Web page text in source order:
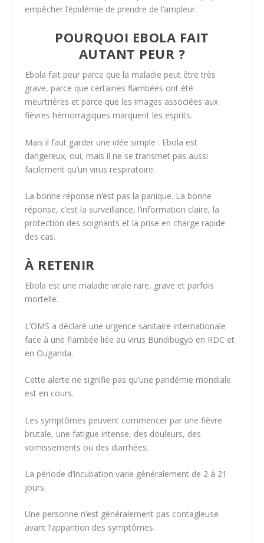
empêcher l’épidémie de prendre de l’ampleur.
POURQUOI EBOLA FAIT
AUTANT PEUR ?
Ebola fait peur parce que la maladie peut être très
grave, parce que certaines flambées ont été
meurtrières et parce que les images associées aux
fièvres hémorragiques marquent les esprits.
Mais il faut garder une idée simple : Ebola est
dangereux, oui, mais il ne se transmet pas aussi
facilement qu’un virus respiratoire.
La bonne réponse n’est pas la panique. La bonne
réponse, c’est la surveillance, l’information claire, la
protection des soignants et la prise en charge rapide
des cas.
À RETENIR
Ebola est une maladie virale rare, grave et parfois
mortelle.
L’OMS a déclaré une urgence sanitaire internationale
face à une flambée liée au virus Bundibugyo en RDC et
en Ouganda.
Cette alerte ne signifie pas qu’une pandémie mondiale
est en cours.
Les symptômes peuvent commencer par une fièvre
brutale, une fatigue intense, des douleurs, des
vomissements ou des diarrhées.
La période d’incubation varie généralement de 2 à 21
jours.
Une personne n’est généralement pas contagieuse
avant l’apparition des symptômes.